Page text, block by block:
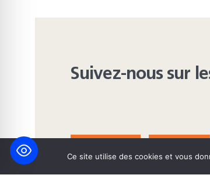
Suivez-nous sur
Ce site utilise des cookies et vous